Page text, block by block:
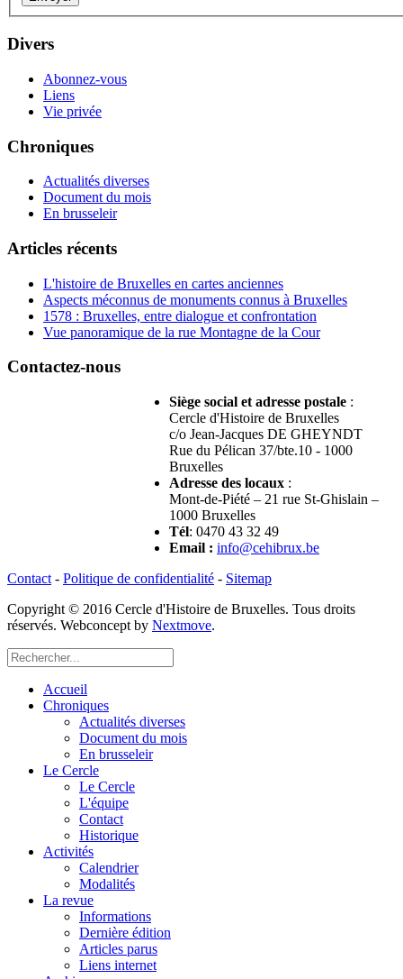
Divers
Abonnez-vous
Liens
Vie privée
Chroniques
Actualités diverses
Document du mois
En brusseleir
Articles récents
L'histoire de Bruxelles en cartes anciennes
Aspects méconnus de monuments connus à Bruxelles
1578 : Bruxelles, entre dialogue et confrontation
Vue panoramique de la rue Montagne de la Cour
Contactez-nous
Siège social et adresse postale :
Cercle d'Histoire de Bruxelles
c/o Jean-Jacques DE GHEYNDT
Rue du Pélican 37/bte.10 - 1000
Bruxelles
Adresse des locaux :
Mont-de-Piété – 21 rue St-Ghislain –
1000 Bruxelles
Tél: 0470 43 32 49
Email : info@cehibrux.be
Contact - Politique de confidentialité - Sitemap
Copyright © 2016 Cercle d'Histoire de Bruxelles. Tous droits
réservés. Webconcept by Nextmove.
Accueil
Chroniques
Actualités diverses
Document du mois
En brusseleir
Le Cercle
Le Cercle
L'équipe
Contact
Historique
Activités
Calendrier
Modalités
La revue
Informations
Dernière édition
Articles parus
Liens internet